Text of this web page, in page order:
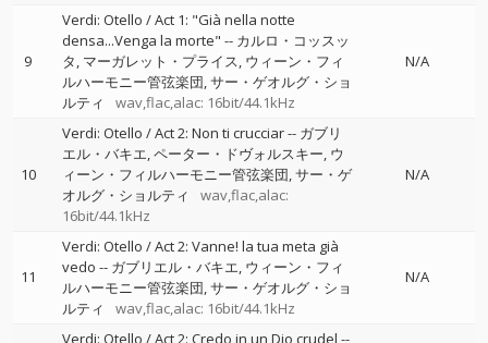
9
Verdi: Otello / Act 1: "Già nella notte
densa...Venga la morte" -- カルロ・コッスッ
タ マーガレット・プライス ウィーン・フィ
ルハーモニー管弦楽団 サー・ゲオルグ・ショ
ルティ
wav,flac,alac: 16bit/44.1kHz
N/A
10
Verdi: Otello / Act 2: Non ti crucciar-- ガブリ
エル・バキエ ペーター・ドヴォルスキー ウ
ィーン・フィルハーモニー管弦楽団 サー・ゲ
オルグ・ショルティ
wav,flac,alac:
16bit/44.1kHz
N/A
11
Verdi: Otello / Act 2: Vanne! la tua meta già
vedo -- ガブリエル・バキエ ウィーン・フィ
ルハーモニー管弦楽団 サー・ゲオルグ・ショ
ルティ
wav,flac,alac: 16bit/44.1kHz
N/A
Verdi: Otello / Act 2: Credo in un Dio crudel --